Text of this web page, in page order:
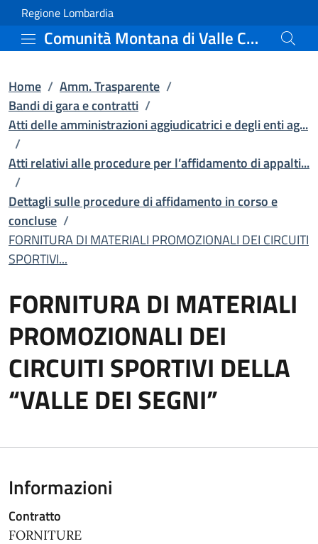
Vai al contenuto principale
FORNITURA DI
Regione Lombardia
Comunità Montana di Valle Camonica
Home / Amm. Trasparente /
Bandi di gara e contratti /
Atti delle amministrazioni aggiudicatrici e degli enti ag...
/
Atti relativi alle procedure per l’affidamento di appalti...
/
Dettagli sulle procedure di affidamento in corso e
concluse /
FORNITURA DI MATERIALI PROMOZIONALI DEI CIRCUITI
SPORTIVI...
FORNITURA DI MATERIALI
PROMOZIONALI DEI
CIRCUITI SPORTIVI DELLA
“VALLE DEI SEGNI”
Informazioni
Contratto
FORNITURE